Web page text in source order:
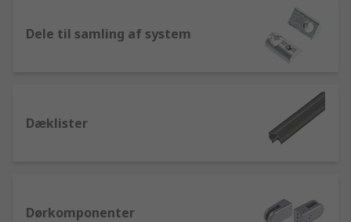
Dele til samling af system
Dæklister
Dørkomponenter